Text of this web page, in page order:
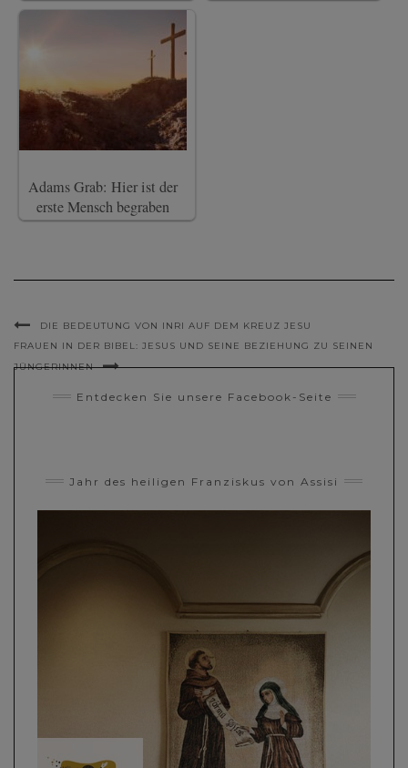
Adams Grab: Hier ist der
erste Mensch begraben
DIE BEDEUTUNG VON INRI AUF DEM KREUZ JESU
FRAUEN IN DER BIBEL: JESUS UND SEINE BEZIEHUNG ZU SEINEN
JÜNGERINNEN
Entdecken Sie unsere Facebook-Seite
Jahr des heiligen Franziskus von Assisi